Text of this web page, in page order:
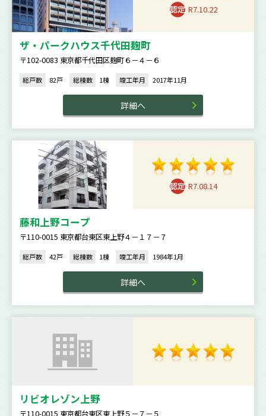
R7.10.22
ザ・パークハウス千代田麹町
〒102-0083 東京都千代田区麹町６－４－６
総戸数 82戸 総棟数 1棟 竣工年月 2017年11月
詳細へ
R7.08.14
藤和上野コープ
〒110-0015 東京都台東区東上野４－１７－７
総戸数 42戸 総棟数 1棟 竣工年月 1984年1月
詳細へ
リビオレゾン上野
〒110-0015 東京都台東区東上野５－７－５